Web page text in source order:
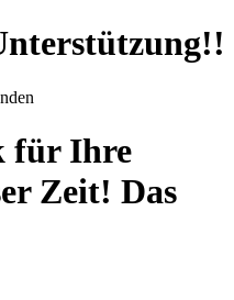
für Ihre
Zeit! Das